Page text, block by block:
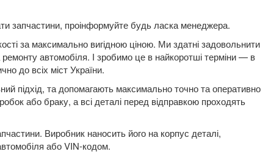
запчастини, проінформуйте будь ласка менеджера.
за максимально вигідною ціною. Ми здатні задовольнити
автомобіля. І зробимо це в найкоротші терміни — в
до всіх міст України.
підхід, та допомагають максимально точно та оперативно
або браку, а всі деталі перед відправкою проходять
Виробник наносить його на корпус деталі,
або VIN-кодом.